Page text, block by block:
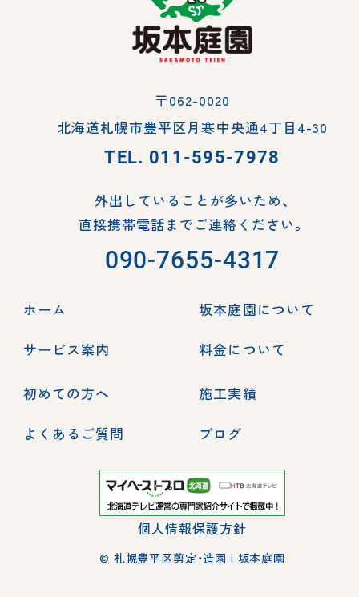
〒062-0020
北海道札幌市豊平区月寒中央通4丁目4-30
TEL. 011-595-7978
外出していることが多いため、
直接携帯電話までご連絡ください。
090-7655-4317
ホーム
坂本庭園について
サービス案内
料金について
初めての方へ
施工実績
よくあるご質問
ブログ
個人情報保護方針
© 札幌豊平区剪定・造園 | 坂本庭園